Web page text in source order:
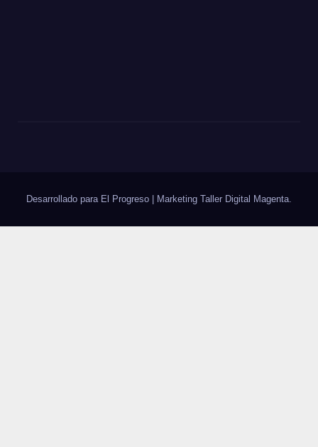
Desarrollado para El Progreso | Marketing Taller Digital Magenta